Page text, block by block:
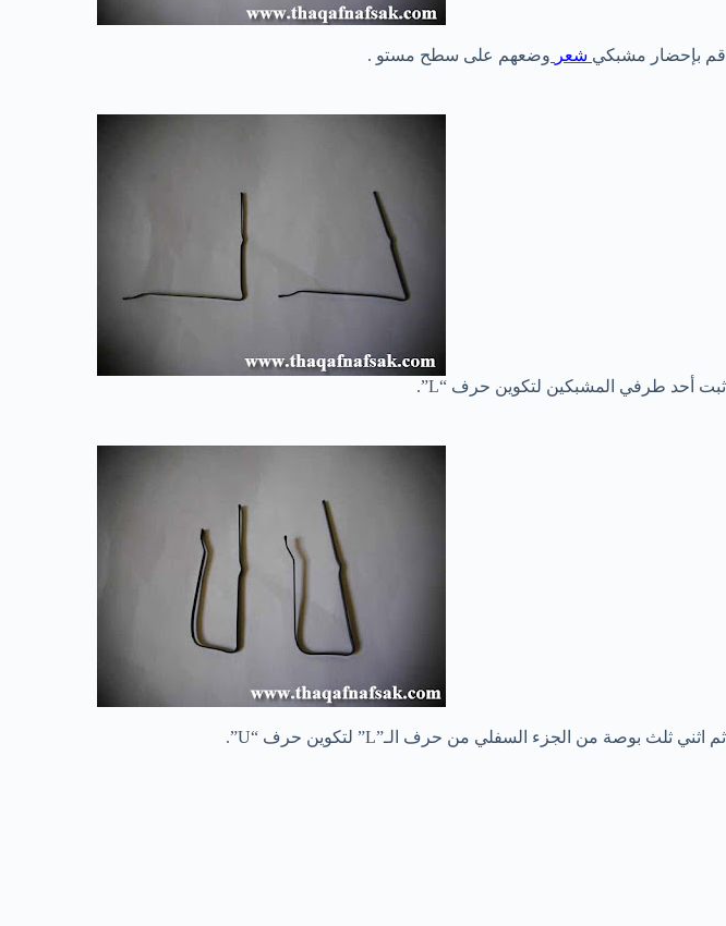
قم بإحضار مشبكي شعر وضعهم على سطح مستو .
ثبت أحد طرفي المشبكين لتكوين حرف “L”.
ثم اثني ثلث بوصة من الجزء السفلي من حرف الـ”L” لتكوين حرف “U”.